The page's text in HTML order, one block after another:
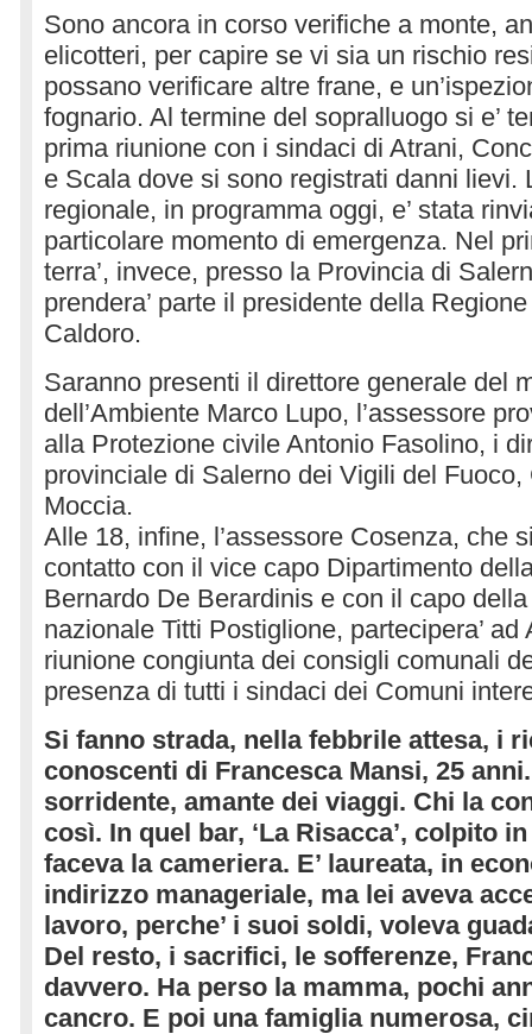
Sono ancora in corso verifiche a monte,
elicotteri, per capire se vi sia un rischio
possano verificare altre frane, e
fognario. Al termine del sopralluogo si e’
prima riunione con i sindaci di Atrani,
e Scala dove si sono registrati danni lievi.
regionale, in programma oggi, e’ stata
particolare momento di emergenza. Nel
terra’, invece, presso la Provincia di
prendera’ parte il presidente della
Caldoro.
Saranno presenti il direttore generale del
dell’Ambiente Marco Lupo, l’assessore
alla Protezione civile Antonio Fasolino, i
provinciale di Salerno dei Vigili del
Moccia.
Alle 18, infine, l’assessore Cosenza, che
contatto con il vice capo Dipartimento
Bernardo De Berardinis e con il capo
nazionale Titti Postiglione, partecipera’ ad
riunione congiunta dei consigli comunali
presenza di tutti i sindaci dei Comuni
Si fanno strada, nella febbrile attesa, i
conoscenti di Francesca Mansi, 25
sorridente, amante dei viaggi. Chi la
così. In quel bar, ‘La Risacca’, colpito
faceva la cameriera. E’ laureata, in
indirizzo manageriale, ma lei aveva
lavoro, perche’ i suoi soldi, voleva
Del resto, i sacrifici, le sofferenze,
davvero. Ha perso la mamma, pochi
cancro. E poi una famiglia numerosa,